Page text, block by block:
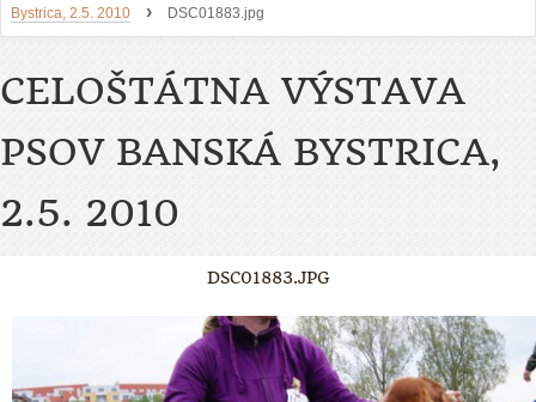
Bystrica, 2.5. 2010
› DSC01883.jpg
CELOŠTÁTNA VÝSTAVA
PSOV BANSKÁ BYSTRICA,
2.5. 2010
DSC01883.JPG